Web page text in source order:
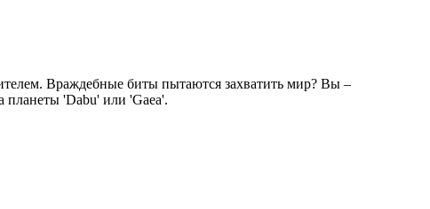
Враждебные биты пытаются захватить мир? Вы –
планеты 'Dabu' или 'Gaea'.